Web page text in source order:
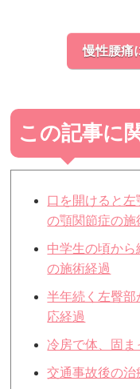
慢性腰痛
この記事に
口を開けると
の顎関節症の施
中学生の頃か
の施術経過
半年続く左臀
応経過
冷房で体、固ま
交通事故後の治